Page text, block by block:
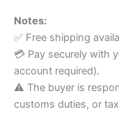
Notes:
✅ Free shipping
💳 Pay securely with
account required).
⚠️ The buyer is
customs duties, or